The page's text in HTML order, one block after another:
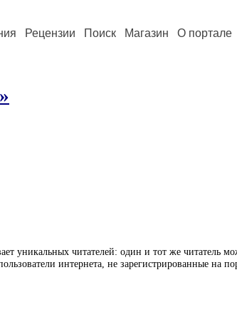
Рецензии Поиск Магазин О портале
уникальных читателей: один и тот же читатель
интернета, не зарегистрированные на